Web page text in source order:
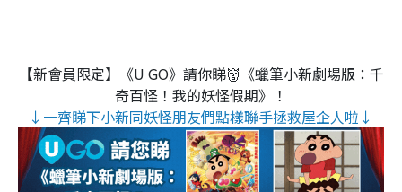
【新會員限定】《U GO》請你睇👹《蠟筆小新劇場版：千
奇百怪！我的妖怪假期》！
↓一齊睇下小新同妖怪朋友們點樣聯手拯救屋企人啦↓